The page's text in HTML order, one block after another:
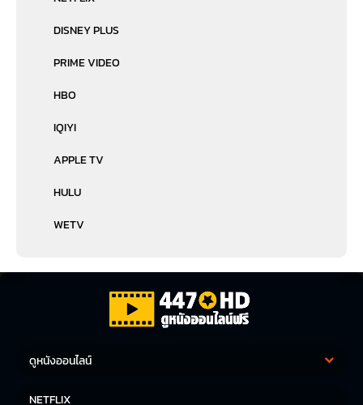
DISNEY PLUS
PRIME VIDEO
HBO
IQIYI
APPLE TV
HULU
WETV
ดูหนังออนไลน์
NETFLIX